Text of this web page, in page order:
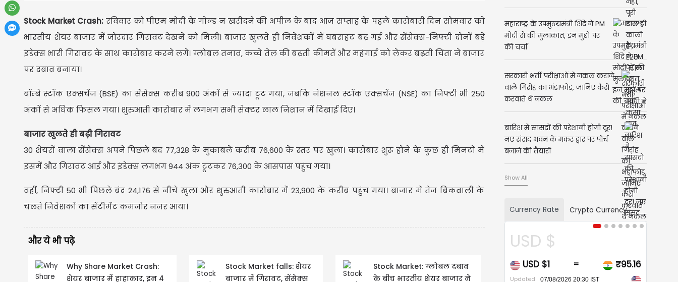
Stock Market Crash: रविवार को पीएम मोदी के गोल्ड न खरीदने की अपील के बाद आज सप्ताह के पहले कारोबारी दिन सोमवार को
भारतीय शेयर बाजार में जोरदार गिरावट देखने को मिली। बाजार खुलते ही निवेशकों में घबराहट बढ़ गई और सेंसेक्स-निफ्टी दोनों बड़े
इंडेक्स भारी गिरावट के साथ कारोबार करने लगे। ग्लोबल तनाव, कच्चे तेल की बढ़ती कीमतें और महंगाई को लेकर बढ़ती चिंता ने बाजार
पर दबाव बनाया।
बॉम्बे स्टॉक एक्सचेंज (BSE) का सेंसेक्स करीब 900 अंकों से ज्यादा टूट गया, जबकि नेशनल स्टॉक एक्सचेंज (NSE) का निफ्टी भी 250
अंकों से अधिक फिसल गया। शुरुआती कारोबार में लगभग सभी सेक्टर लाल निशान में दिखाई दिए।
बाजार खुलते ही बढ़ी गिरावट
30 शेयरों वाला सेंसेक्स अपने पिछले बंद 77,328 के मुकाबले करीब 76,600 के स्तर पर खुला। कारोबार शुरू होने के कुछ ही मिनटों में
इसमें और गिरावट आई और इंडेक्स लगभग 944 अंक टूटकर 76,300 के आसपास पहुंच गया।
वहीं, निफ्टी 50 भी पिछले बंद 24,176 से नीचे खुला और शुरुआती कारोबार में 23,900 के करीब पहुंच गया। बाजार में तेज बिकवाली के
चलते निवेशकों का सेंटीमेंट कमजोर नजर आया।
और ये भी पढ़े
Why Share Market Crash:
शेयर बाजार में हाहाकार, इन 4
Stock Market falls: शेयर
बाजार में गिरावट, सेंसेक्स
Stock Market: ग्लोबल दबाव
के बीच भारतीय शेयर बाजार ने
महाराष्ट्र के उपमुख्यमंत्री शिंदे ने PM
मोदी से की मुलाकात, इन मुद्दों पर
की चर्चा
सरकारी भर्ती परीक्षाओं में नकल कराने
वाले गिरोह का भंड़ाफोड़, जानिए कैसे
करवाते थे नकल
बारिश में सांसदों की परेशानी होगी दूर!
नए संसद भवन के मकर द्वार पर पोर्च
बनाने की तैयारी
Show All
Currency Rate Crypto Currency
USD $1 ₹95.16
Updated 07/08/2026 20:30 IST
CAD $1 =
Updated 07/08/2026 20:30 IST